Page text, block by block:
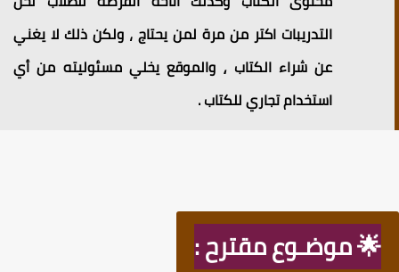
التدريبات اكتر من مرة لمن يحتاج ، ولكن ذلك لا يغني
عن شراء الكتاب ⸲ والموقع يخلي مسئوليته من أي
استخدام تجاري للكتاب .
🌟 موضـوع مقترح :